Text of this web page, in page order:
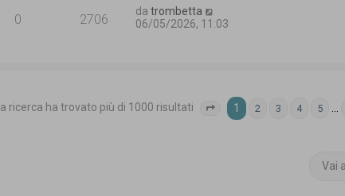
0 2706 datrombetta
06/05/2026, 11:03
La ricerca ha trovato più di 1000 risultati Pagina 1di 40
1 2 3 4 5
Vai